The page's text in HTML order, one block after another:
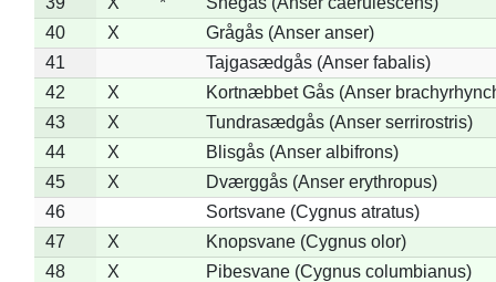
40
X
Grågås (Anser anser)
41
Tajgasædgås (Anser fabalis)
42
X
Kortnæbbet Gås (Anser
43
X
Tundrasædgås (Anser serrirostris)
44
X
Blisgås (Anser albifrons)
45
X
Dværggås (Anser erythropus)
46
Sortsvane (Cygnus atratus)
47
X
Knopsvane (Cygnus olor)
48
X
Pibesvane (Cygnus columbianus)